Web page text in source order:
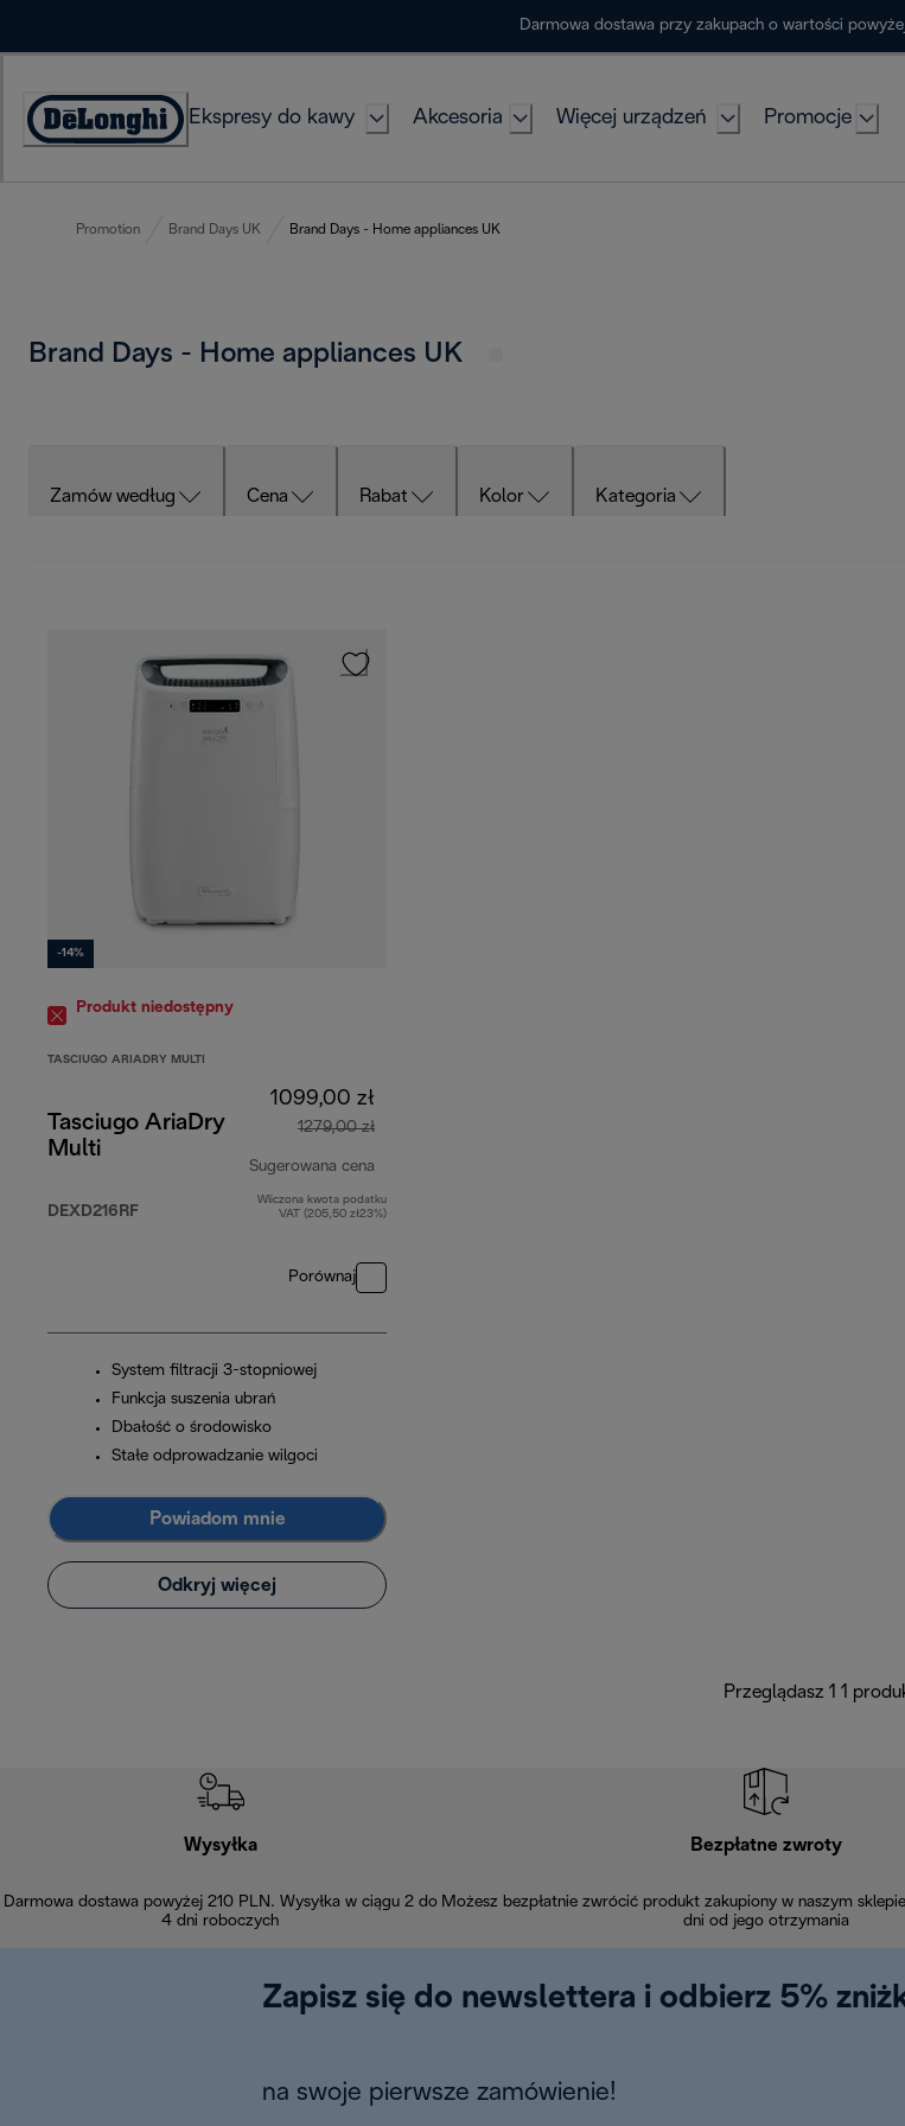
Darmowa dostawa przy zakupach o wartości
Deklaracja
Ekspresy do kawy Akcesoria Więcej urządzeń Promocje
Promotion Brand Days UK Brand Days - Home appliances UK
Brand Days - Home appliances UK
Zamów według Cena Rabat Kolor Kategoria
-14%
Produkt niedostępny
TASCIUGO ARIADRY MULTI
Tasciugo AriaDry
Multi
DEXD216RF
1099,00 zł
1279,00 zł
Sugerowana cena
cena oryginalna 1279,00 zł
Wliczona kwota podatku
VAT (205,50 zł23%)
Porównaj
System filtracji 3-stopniowej
Funkcja suszenia ubrań
Dbałość o środowisko
Stałe odprowadzanie wilgoci
Powiadom mnie
Odkryj więcej
Przeglądasz 1 1
Wysyłka
Darmowa dostawa powyżej 210 PLN. Wysyłka w ciągu 2 do
4 dni roboczych
Bezpłatne zwroty
Możesz bezpłatnie zwrócić produkt zakupiony w naszym
dni od jego otrzymania
Zapisz się do newslettera i odbierz 5%
na swoje pierwsze zamówienie!